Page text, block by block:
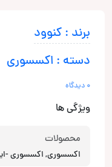
برند : کنوود
دسته : اکسسوری
0 دیدگاه
ویژگی ها
محصولات
اکسسوری, اکسسوری -